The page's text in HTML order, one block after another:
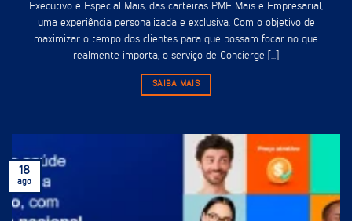
Executivo e Especial Mais, das carteiras PME Mais e Empresarial,
uma experiência personalizada e exclusiva. Com o objetivo de
maximizar o tempo dos clientes para que possam focar no que
realmente importa, o serviço de Concierge [...]
SAIBA MAIS
18
ago